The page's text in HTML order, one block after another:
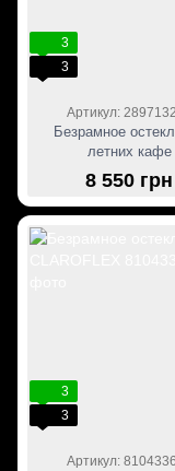
3
3
Артикул:
Безрамное
летних кафе
8 550 грн
3
3
Артикул: